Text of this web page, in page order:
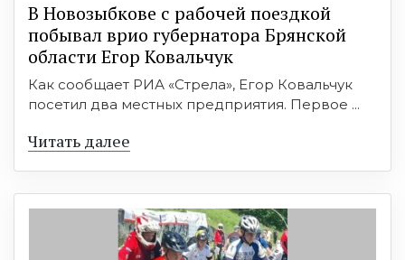
В Новозыбкове с рабочей поездкой
побывал врио губернатора Брянской
области Егор Ковальчук
Как сообщает РИА «Стрела», Егор Ковальчук
посетил два местных предприятия. Первое ...
Читать далее